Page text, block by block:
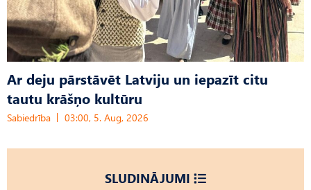
Ar deju pārstāvēt Latviju un iepazīt citu
tautu krāšņo kultūru
Sabiedrība 03:00, 5. Aug, 2026
SLUDINĀJUMI